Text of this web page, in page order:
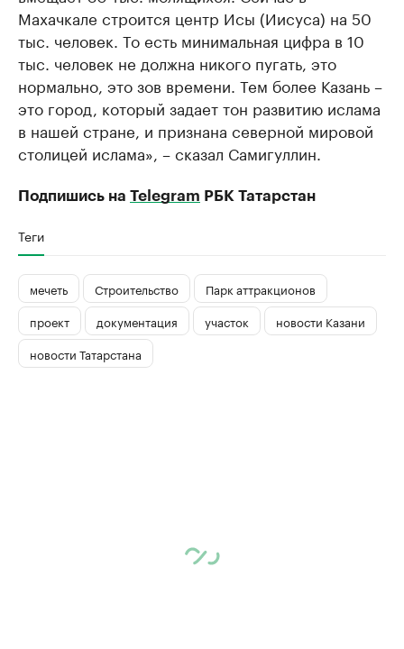
Махачкале строится центр Исы (Иисуса) на 50
тыс. человек. То есть минимальная цифра в 10
тыс. человек не должна никого пугать, это
нормально, это зов времени. Тем более Казань –
это город, который задает тон развитию ислама
в нашей стране, и признана северной мировой
столицей ислама», – сказал Самигуллин.
Подпишись на Telegram РБК Татарстан
Теги
мечеть Строительство
Парк аттракционов
проект
документация участок
новости Казани
новости Татарстана